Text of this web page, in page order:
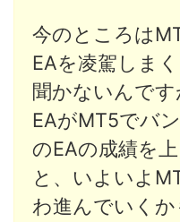
今のところは
EAを凌駕しま
聞かないんです
EAがMT5でバ
のEAの成績を
と、いよいよ
わ進んでいくか